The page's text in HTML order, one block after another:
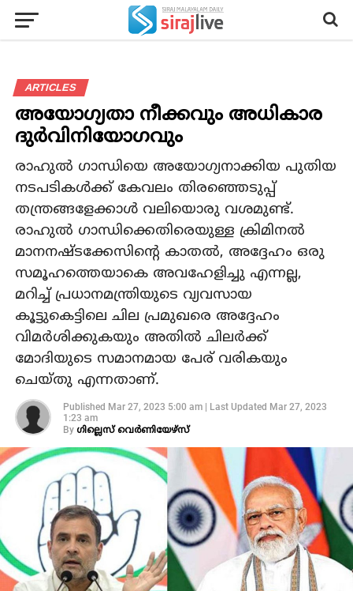
ARTICLES
അയോഗ്യതാ നീക്കവും അധികാര
ദുര്‍വിനിയോഗവും
രാഹുല്‍ ഗാന്ധിയെ അയോഗ്യനാക്കിയ പുതിയ
നടപടികള്‍ക്ക് കേവലം തിരഞ്ഞെടുപ്പ്
തന്ത്രങ്ങളേക്കാള്‍ വലിയൊരു വശമുണ്ട്.
രാഹുല്‍ ഗാന്ധിക്കെതിരെയുള്ള ക്രിമിനല്‍
മാനനഷ്ടക്കേസിന്റെ കാതല്‍, അദ്ദേഹം ഒരു
സമൂഹത്തെയാകെ അവഹേളിച്ചു എന്നല്ല,
മറിച്ച് പ്രധാനമന്ത്രിയുടെ വ്യവസായ
കൂട്ടുകെട്ടിലെ ചില പ്രമുഖരെ അദ്ദേഹം
വിമര്‍ശിക്കുകയും അതില്‍ ചിലര്‍ക്ക്
മോദിയുടെ സമാനമായ പേര് വരികയും
ചെയ്തു എന്നതാണ്.
Published Mar 27, 2023 5:00 am| Last Updated Mar 27, 2023
1:23 am
By ഗില്ലെസ് വെര്‍ണിയേഴ്‌സ്